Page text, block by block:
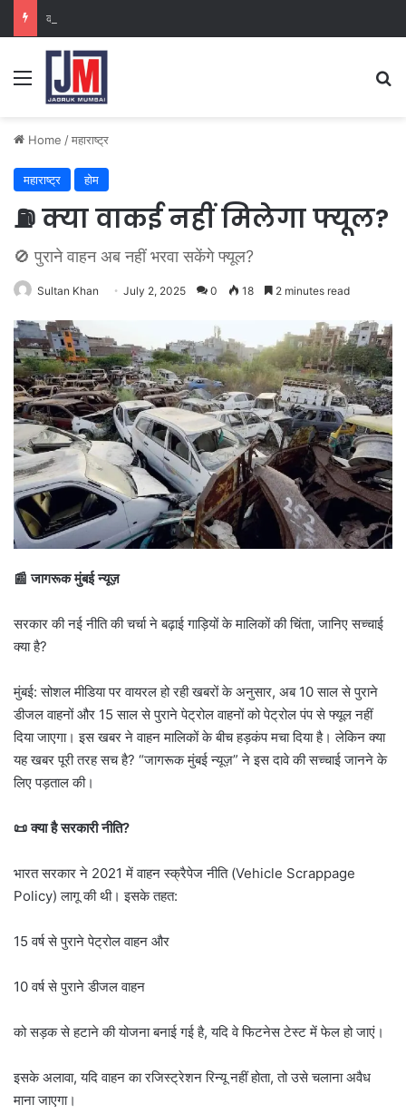
क्राइम ब्रांच कक्ष-2
Home /महाराष्ट्र
महाराष्ट्र होम
⛽ क्या वाकई नहीं मिलेगा फ्यूल?
🚫 पुराने वाहन अब नहीं भरवा सकेंगे फ्यूल?
Sultan Khan July 2, 2025 0 18 2 minutes read
📰 जागरूक मुंबई न्यूज़
सरकार की नई नीति की चर्चा ने बढ़ाई गाड़ियों के मालिकों की चिंता, जानिए सच्चाई
क्या है?
मुंबई: सोशल मीडिया पर वायरल हो रही खबरों के अनुसार, अब 10 साल से पुराने
डीजल वाहनों और 15 साल से पुराने पेट्रोल वाहनों को पेट्रोल पंप से फ्यूल नहीं
दिया जाएगा। इस खबर ने वाहन मालिकों के बीच हड़कंप मचा दिया है। लेकिन क्या
यह खबर पूरी तरह सच है? “जागरूक मुंबई न्यूज़” ने इस दावे की सच्चाई जानने के
लिए पड़ताल की।
📜 क्या है सरकारी नीति?
भारत सरकार ने 2021 में वाहन स्क्रैपेज नीति (Vehicle Scrappage
Policy) लागू की थी। इसके तहत:
15 वर्ष से पुराने पेट्रोल वाहन और
10 वर्ष से पुराने डीजल वाहन
को सड़क से हटाने की योजना बनाई गई है, यदि वे फिटनेस टेस्ट में फेल हो जाएं।
इसके अलावा, यदि वाहन का रजिस्ट्रेशन रिन्यू नहीं होता, तो उसे चलाना अवैध
माना जाएगा।